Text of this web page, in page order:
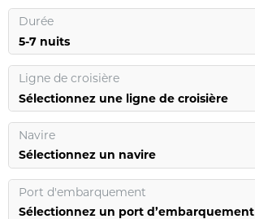
Durée
Ligne de croisière
Sélectionnez une ligne de croisière
Navire
Sélectionnez un navire
Port d'embarquement
Sélectionnez un port d’embarquement